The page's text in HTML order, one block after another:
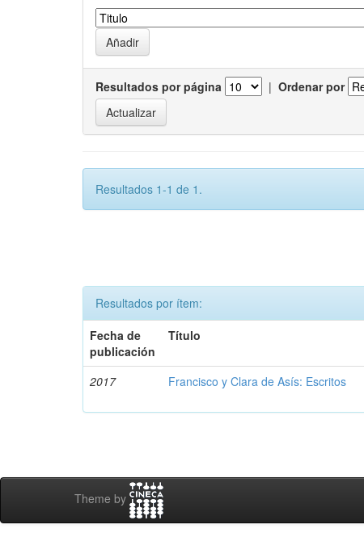
Resultados por página | Ordenar por
Resultados 1-1 de 1.
Resultados por ítem:
Fecha de
publicación
Título
2017 Francisco y Clara de Asís: Escritos
Theme by